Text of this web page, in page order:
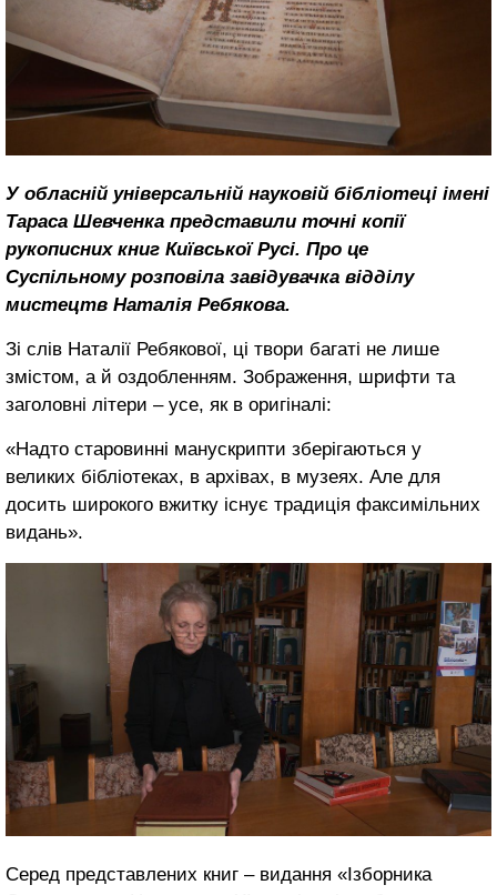
У обласній універсальній науковій бібліотеці імені
Тараса Шевченка представили точні копії
рукописних книг Київської Русі. Про це
Суспільному розповіла завідувачка відділу
мистецтв Наталія Ребякова.
Зі слів Наталії Ребякової, ці твори багаті не лише
змістом, а й оздобленням. Зображення, шрифти та
заголовні літери – усе, як в оригіналі:
«Надто старовинні манускрипти зберігаються у
великих бібліотеках, в архівах, в музеях. Але для
досить широкого вжитку існує традиція факсимільних
видань».
Серед представлених книг – видання «Ізборника